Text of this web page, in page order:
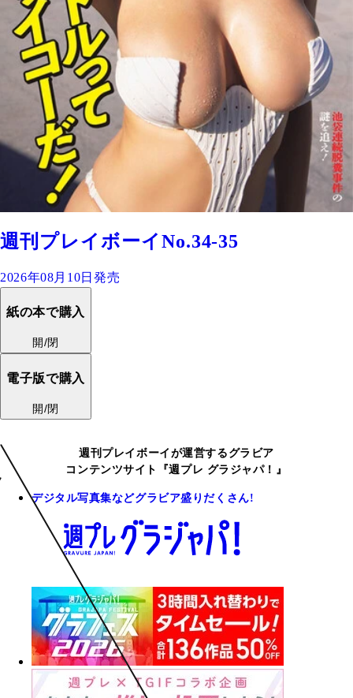
週刊プレイボーイNo.34-35
2026年08月10日発売
紙の本で購入
開/閉
電子版で購入
開/閉
週刊プレイボーイが運営するグラビア
コンテンツサイト『週プレ グラジャパ！』
デジタル写真集などグラビア盛りだくさん!